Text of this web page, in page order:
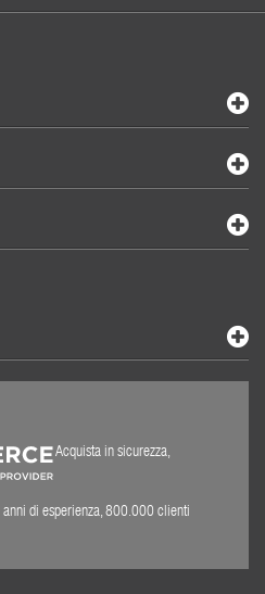
Acquista in sicurezza,
di esperienza, 800.000 clienti